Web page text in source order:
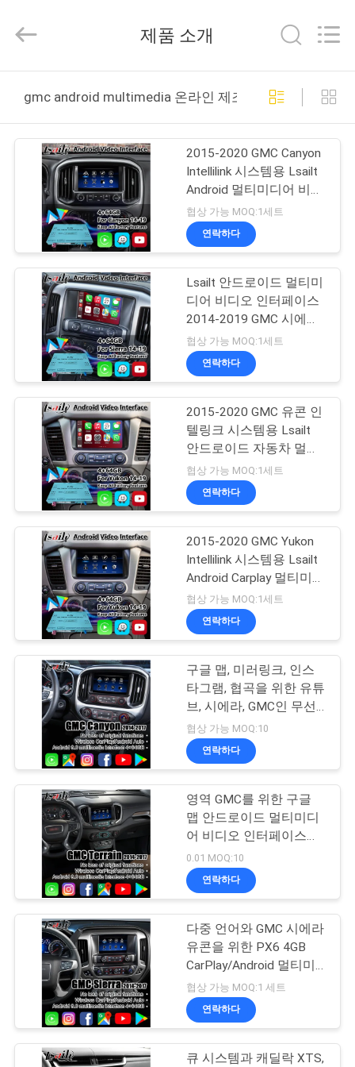
제
영
리
여
행
관
락
뉴
2015
Xinsongxia
Co.,Ltd.
Rights
제품 소개
gmc android multimedia 온라인 제조
2015-2020 GMC Canyon
Intellilink 시스템용 Lsailt
Android 멀티미디어 비디
오 인터페이스 (Carplay
포함)
협상 가능 MOQ:1세트
연락하다
Lsailt 안드로이드 멀티미
디어 비디오 인터페이스
2014-2019 GMC 시에라
1500 2500 3500 인텔리
링크 시스템과 카플레이
협상 가능 MOQ:1세트
연락하다
2015-2020 GMC 유콘 인
텔링크 시스템용 Lsailt
안드로이드 자동차 멀티
미디어 비디오 인터페이
스
협상 가능 MOQ:1세트
연락하다
2015-2020 GMC Yukon
Intellilink 시스템용 Lsailt
Android Carplay 멀티미디
어 비디오 인터페이스
협상 가능 MOQ:1세트
연락하다
구글 맵, 미러링크, 인스
타그램, 협곡을 위한 유튜
브, 시에라, GMC인 무선
카플레이와의 4+64GB
안드로이드 자동차 인터
페이스
협상 가능 MOQ:10
연락하다
영역 GMC를 위한 구글
맵 안드로이드 멀티미디
어 비디오 인터페이스인
유튜브, 넷플릭스와 PDI
무선 전신 카플레이 박스
0.01 MOQ:10
연락하다
다중 언어와 GMC 시에라
유콘을 위한 PX6 4GB
CarPlay/Android 멀티미
디어 인터페이스가 온라
인 지도, 넷플릭스를 구글
검색을 합니다
협상 가능 MOQ:1 세트
연락하다
큐 시스템과 캐딜락 XTS,